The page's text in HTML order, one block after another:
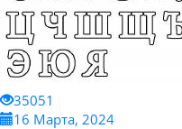
35051
16 Марта, 2024